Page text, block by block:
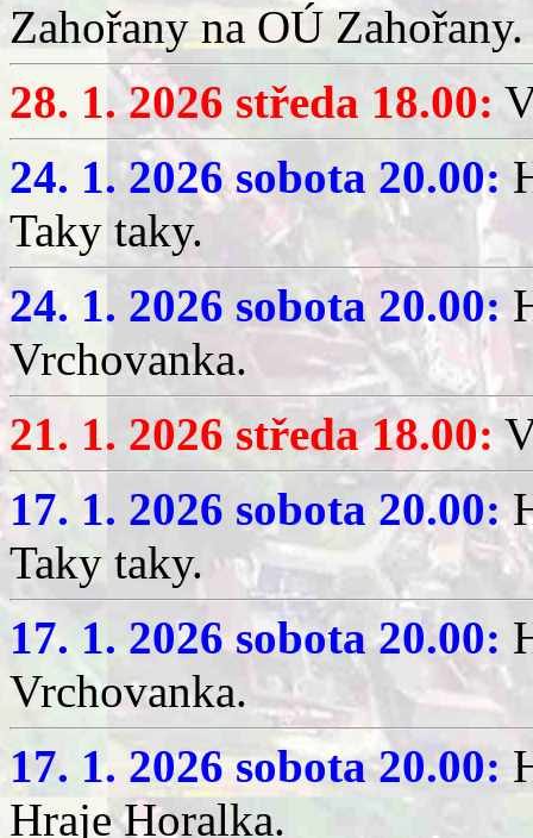
Zahořany na OÚ Zahořany.
28. 1. 2026 středa 18.00:
24. 1. 2026 sobota 20.00:
Taky taky.
24. 1. 2026 sobota 20.00:
Vrchovanka.
21. 1. 2026 středa 18.00:
17. 1. 2026 sobota 20.00:
Taky taky.
17. 1. 2026 sobota 20.00:
Vrchovanka.
17. 1. 2026 sobota 20.00:
Hraje Horalka.